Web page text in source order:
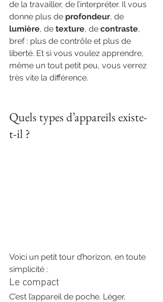
de la travailler, de l’interpréter. Il vous
donne plus de profondeur, de
lumière, de texture, de contraste,
bref : plus de contrôle et plus de
liberté. Et si vous voulez apprendre,
même un tout petit peu, vous verrez
très vite la différence.
Quels types d’appareils existe-
t-il ?
Voici un petit tour d’horizon, en toute
simplicité :
Le compact
C’est l’appareil de poche. Léger,